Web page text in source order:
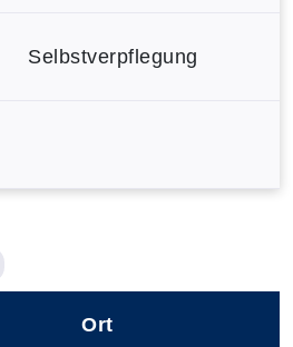
Selbstverpflegung
Ort